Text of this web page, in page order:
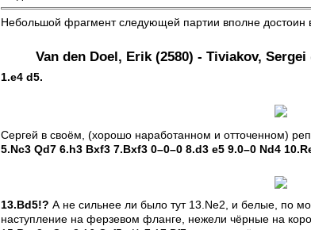
Небольшой фрагмент следующей партии вполне достоин
Van den Doel, Erik (2580) - Tiviakov, Sergei
1.e4 d5.
Сергей в своём, (хорошо наработанном и отточенном)
5.Nc3 Qd7 6.h3 Bxf3 7.Bxf3 0–0–0 8.d3 e5 9.0–0 Nd4
13.Bd5!? А не сильнее ли было тут 13.Ne2, и белые, по
наступление на ферзевом фланге, нежели чёрные на